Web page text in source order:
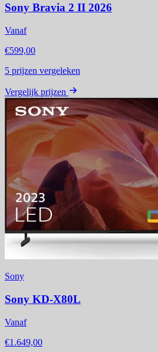
Sony Bravia 2 II 2026
Vanaf
€599,00
5 prijzen vergeleken
Vergelijk prijzen
Sony
Sony KD-X80L
Vanaf
€1.649,00